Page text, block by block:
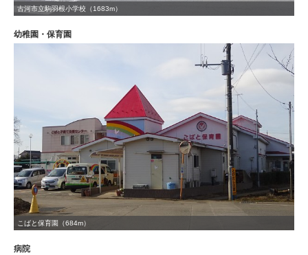
古河市立駒羽根小学校（1683m）
幼稚園・保育園
こばと保育園（684m）
病院